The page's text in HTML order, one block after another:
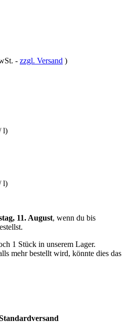
- zzgl. Versand )
l)
l)
11. August, wenn du bis
1 Stück in unserem Lager.
mehr bestellt wird, könnte dies das